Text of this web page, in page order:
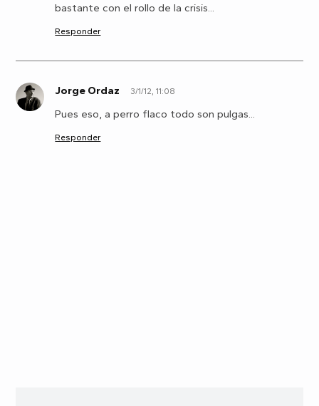
bastante con el rollo de la crisis...
Responder
J Jorge Ordaz 3/1/12, 11:08
Pues eso, a perro flaco todo son pulgas...
Responder